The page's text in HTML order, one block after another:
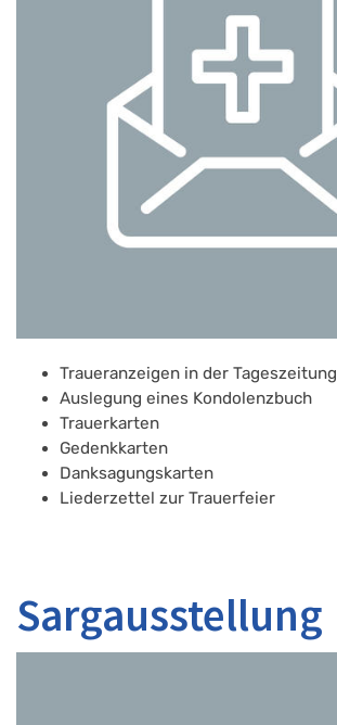
Traueranzeigen in der Tageszeitung
Auslegung eines Kondolenzbuch
Trauerkarten
Gedenkkarten
Danksagungskarten
Liederzettel zur Trauerfeier
Sargausstellung